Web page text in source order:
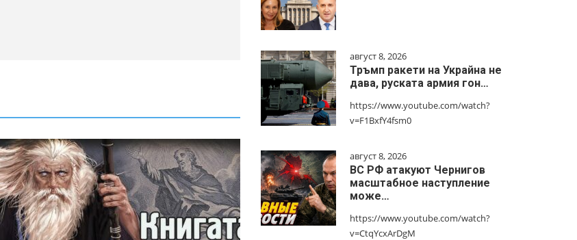
август 8, 2026
Тръмп ракети на Украйна не
дава, руската армия гон…
https://www.youtube.com/watch?
v=F1BxfY4fsm0
август 8, 2026
ВС РФ атакуют Чернигов
масштабное наступление
може…
https://www.youtube.com/watch?
v=CtqYcxArDgM